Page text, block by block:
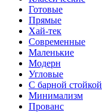
Готовые
Прямые
Хай-тек
Современные
Маленькие
Модерн
Угловые
С барной стойкой
Минимализм
Прованс